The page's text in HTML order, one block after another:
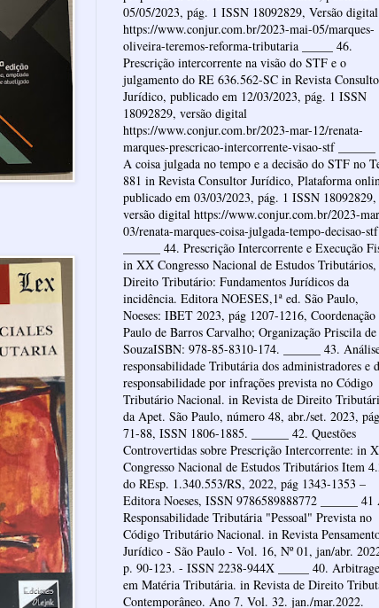
05/05/2023, pág. 1 ISSN 18092829, Versão digital
https://www.conjur.com.br/2023-mai-05/marques-
oliveira-teremos-reforma-tributaria _____ 46.
Prescrição intercorrente na visão do STF e o
julgamento do RE 636.562-SC in Revista
Jurídico, publicado em 12/03/2023, pág. 1 ISSN
18092829, versão digital
https://www.conjur.com.br/2023-mar-12/renata-
marques-prescricao-intercorrente-visao-stf
A coisa julgada no tempo e a decisão do STF no
881 in Revista Consultor Jurídico, Plataforma
publicado em 03/03/2023, pág. 1 ISSN 18092829,
versão digital https://www.conjur.com.br/2023-
03/renata-marques-coisa-julgada-tempo-decisao-
______ 44. Prescrição Intercorrente e Execução
in XX Congresso Nacional de Estudos Tributários,
Direito Tributário: Fundamentos Jurídicos da
incidência. Editora NOESES,1ª ed. São Paulo,
Noeses: IBET 2023, pág 1207-1216, Coordenação
Paulo de Barros Carvalho; Organização Priscila de
SouzaISBN: 978-85-8310-174. ______ 43.
responsabilidade Tributária dos administradores e
responsabilidade por infrações prevista no Código
Tributário Nacional. in Revista de Direito
da Apet. São Paulo, número 48, abr./set. 2023, pág
71-88, ISSN 1806-1885. ______ 42. Questões
Controvertidas sobre Prescrição Intercorrente: in
Congresso Nacional de Estudos Tributários Item
do REsp. 1.340.553/RS, 2022, pág 1343-1353 –
Editora Noeses, ISSN 9786589888772 ______ 41
Responsabilidade Tributária "Pessoal" Prevista no
Código Tributário Nacional. in Revista
Jurídico - São Paulo - Vol. 16, Nº 01, jan/abr.
p. 90-123. - ISSN 2238-944X _____ 40.
em Matéria Tributária. in Revista de Direito
Contemporâneo. Ano 7. Vol. 32. jan./mar.2022.